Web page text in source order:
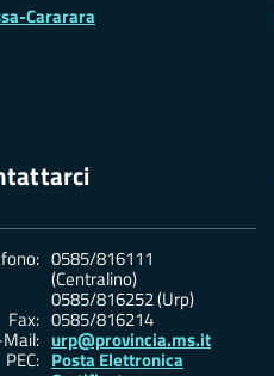
Cararara
0585/816111
(Centralino)
0585/816252 (Urp)
Fax: 0585/816214
urp@provincia.ms.it
PEC: Posta Elettronica